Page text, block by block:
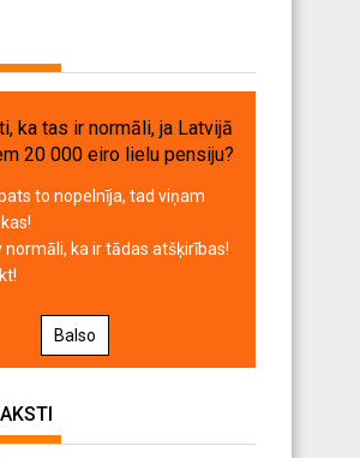
ka tas ir normāli, ja Latvijā
20 000 eiro lielu pensiju?
to nopelnīja, tad viņam
normāli, ka ir tādas atšķirības!
Balso